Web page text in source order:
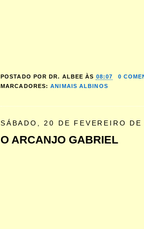
POSTADO PORDR. ALBEE ÀS 08:07
0
MARCADORES:ANIMAIS ALBINOS
SÁBADO, 20 DE FEVEREIRO
O ARCANJO GABRIEL